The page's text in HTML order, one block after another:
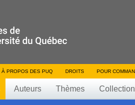
À PROPOS DES PUQ DROITS POUR
Auteurs Thèmes